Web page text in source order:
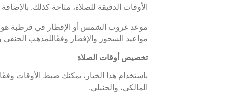
الأوقات الدقيقة للصلاة، متاحة كذلك.
مواعيد السحور والإفطار وفقًاللمذهب
تخصيص أوقات الصلاة
باستخدام هذا الخيار، يمكنك ضبط الأوقات
المالكي، والحنبلي.